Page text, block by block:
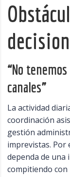
“No
canales”
La actividad
coordinación
gestión
imprevistas. Por
dependa de
compitiendo